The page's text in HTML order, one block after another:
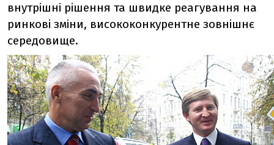
внутрішні рішення та швидке реагування на
ринкові зміни, висококонкурентне зовнішнє
середовище.